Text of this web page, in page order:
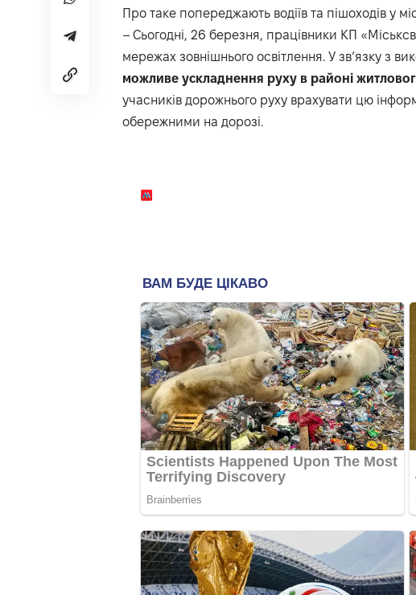
Про таке попереджають водіїв та пішоходів у
– Сьогодні, 26 березня, працівники КП
мережах зовнішнього освітлення. У зв’язку з
можливе ускладнення руху в районі
учасників дорожнього руху врахувати цю
обережними на дорозі.